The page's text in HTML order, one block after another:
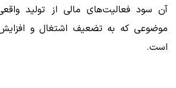
آن سود فعالیت‌های مالی از تولید
موضوعی که به تضعیف اشتغال و افزایش
است.